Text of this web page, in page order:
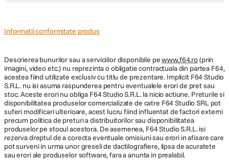
Informatii conformitate produs
Descrierea bunurilor sau a serviciilor disponibile pewww.f64.ro(prin
imagini, video etc.) nu reprezinta o obligatie contractuala din partea F64,
acestea fiind utilizate exclusiv cu titlu de prezentare. Implicit F64 Studio
S.R.L. nu isi asuma raspunderea pentru eventualele erori de pret sau
stoc. Aceste erori nu obliga F64 Studio S.R.L. la nicio actiune. Preturile si
disponibilitatea produselor comercializate de catre F64 Studio SRL pot
suferi modificari ulterioare, acest lucru fiind influentat de factori externi
precum politica de preturi a distribuitorilor sau disponibilitatea
produselor pe stocul acestora. De asemenea, F64 Studio S.R.L. isi
rezerva dreptul de a corecta eventuale omisiuni sau erori in afisare care
pot surveni in urma unor greseli de dactilografiere, lipsa de acuratete
sau erori ale produselor software, fara a anunta in prealabil.